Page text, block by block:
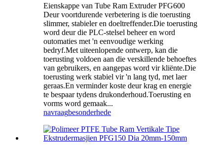
Eienskappe van Tube Ram Extruder PFG600
Deur voortdurende verbetering is die toerusting
slimmer, stabieler en doeltreffender.Die toerusting
word deur die PLC-stelsel beheer en word
outomaties met 'n eenvoudige werking
bedryf.Met uiteenlopende ontwerp, kan die
toerusting voldoen aan die verskillende behoeftes
van gebruikers, en aangepas word vir kliënte.Die
toerusting werk stabiel vir 'n lang tyd, met laer
geraas.En verminder koste deur krag en energie
te bespaar tydens drukonderhoud.Toerusting en
vorms word gemaak...
navraagbesonderhede